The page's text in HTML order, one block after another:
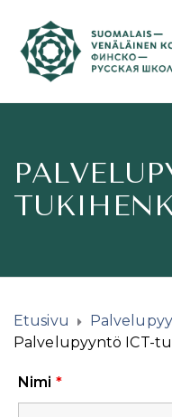
Etusivu
Palvelupyyntö ICT-
Nimi *